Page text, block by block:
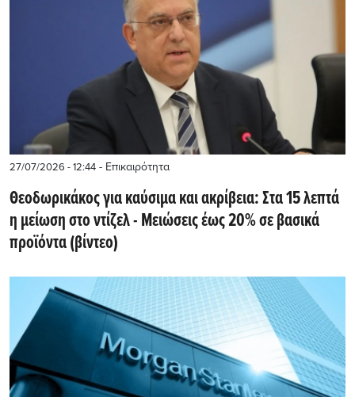
27/07/2026 - 12:44 - Επικαιρότητα
Θεοδωρικάκος για καύσιμα και ακρίβεια: Στα 15 λεπτά
η μείωση στο ντίζελ - Μειώσεις έως 20% σε βασικά
προϊόντα (βίντεο)